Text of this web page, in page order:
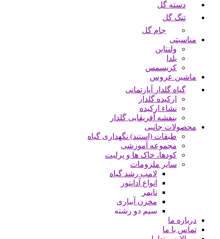
دسته گل
تنگ گل
جام گل
مناسبتی
ولنتاین
یلدا
کریسمس
ماشین عروس
گیاه گلدار آپارتمانی
ارکیده گلدار
نشاء ارکیده
بنفشه آفریقایی گلدار
محصولات جانبی
طبقات (استند) نگهداری گیاه
مجموعه آموزشی
کودها، خاک ها و پرلیت
سایر ملزومات
لامپ رشد گیاه
انواع آداپتور
تایمر
مخزن آبیاری
سیم دو رشته
درباره ما
تماس با ما